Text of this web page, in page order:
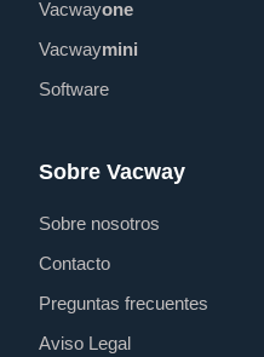
Vacwayone
Vacwaymini
Software
Sobre Vacway
Sobre nosotros
Contacto
Preguntas frecuentes
Aviso Legal